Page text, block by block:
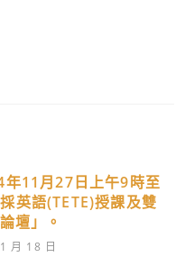
11月27日上午9時至
英語(TETE)授課及雙
壇」。
月 18 日